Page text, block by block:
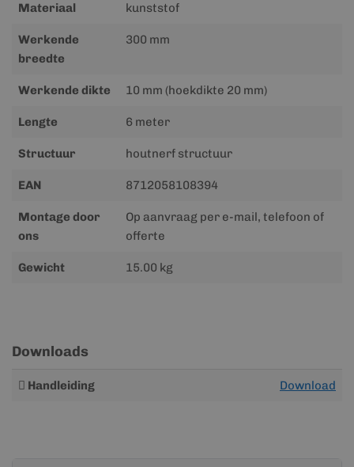
Materiaal kunststof
Werkende
breedte
300 mm
Werkende dikte 10 mm (hoekdikte 20 mm)
Lengte 6 meter
Structuur houtnerf structuur
EAN 8712058108394
Montage door
ons
Op aanvraag per e-mail, telefoon of
offerte
Gewicht 15.00 kg
Downloads
Meer
Handleiding Download